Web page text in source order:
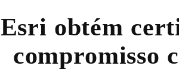
Esri obtém
compromisso